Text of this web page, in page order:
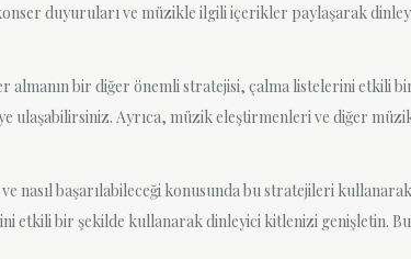
duyuruları ve müzikle ilgili içerikler paylaşarak
almanın bir diğer önemli stratejisi, çalma listelerini
ulaşabilirsiniz. Ayrıca, müzik eleştirmenleri ve diğer
nasıl başarılabileceği konusunda bu stratejileri
etkili bir şekilde kullanarak dinleyici kitlenizi genişletin.